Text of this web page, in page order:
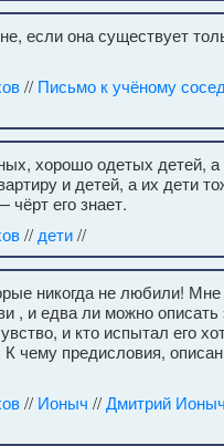
если она существует
// Письмо к учёному
хорошо одетых детей,
и детей, а их дети
чёрт его знает.
// дети//
никогда не любили! Мне
, и едва ли можно описать
и кто испытал его
К чему предисловия,
// Ионыч //Дмитрий